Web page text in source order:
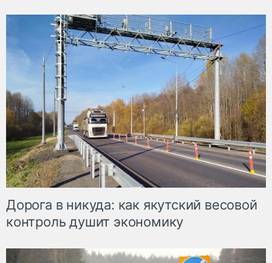
Дорога в никуда: как якутский весовой
контроль душит экономику